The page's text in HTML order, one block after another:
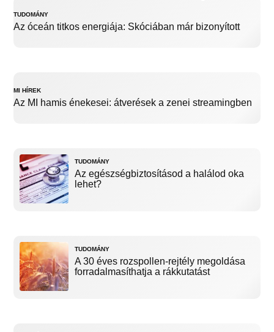
TUDOMÁNY
Az óceán titkos energiája: Skóciában már bizonyított
MI HÍREK
Az MI hamis énekesei: átverések a zenei streamingben
TUDOMÁNY
Az egészségbiztosításod a halálod oka
lehet?
TUDOMÁNY
A 30 éves rozspollen-rejtély megoldása
forradalmasíthatja a rákkutatást